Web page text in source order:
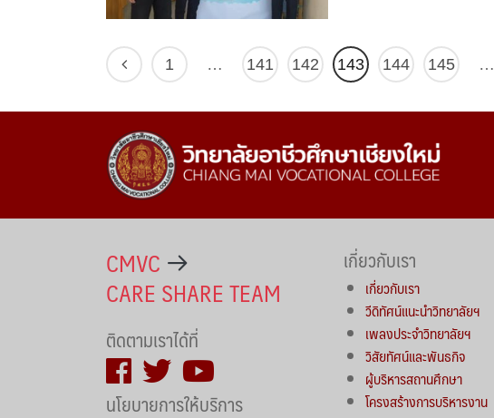
1 … 141 142 143 144 145 …
CMVC
CARE SHARE TEAM
ติดตามเราได้ที่
นโยบายการให้บริการ
เกี่ยวกับเรา
เกี่ยวกับเรา
วีดิทัศน์แนะนำวิทยาลัยฯ
เพลงประจำวิทยาลัยฯ
วิสัยทัศน์และพันธกิจ
ผู้บริหารสถานศึกษา
โครงสร้างการบริหารงาน